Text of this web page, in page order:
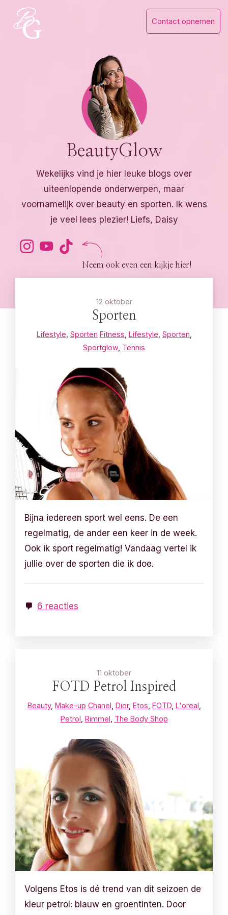
content
Contact opnemen
BeautyGlow
Wekelijks vind je hier leuke blogs over
uiteenlopende onderwerpen, maar
voornamelijk over beauty en sporten. Ik wens
je veel lees plezier! Liefs, Daisy
Neem ook even een kijkje hier!
12 oktober
Sporten
Lifestyle Sporten Fitness Lifestyle Sporten
Sportglow, Tennis
Bijna iedereen sport wel eens. De een
regelmatig, de ander een keer in de week.
Ook ik sport regelmatig! Vandaag vertel ik
jullie over de sporten die ik doe.
6 reacties
11 oktober
FOTD Petrol Inspired
Beauty, Make-up Chanel Dior, Etos FOTD, L'oreal
Petrol Rimmel The Body Shop
Volgens Etos is dé trend van dit seizoen de
kleur petrol: blauw en groentinten. Door